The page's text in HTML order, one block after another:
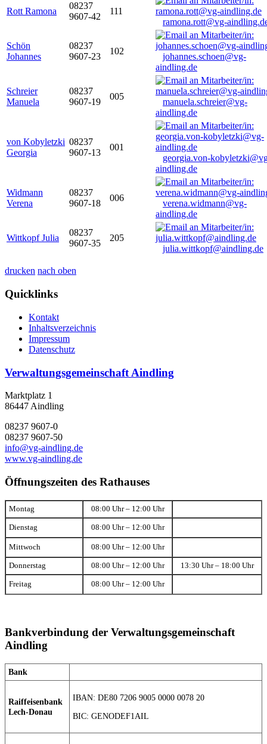
Rott Ramona
08237
9607-42
111
ramona.rott@vg-
Schön
Johannes
08237
9607-23
102
johannes.schoen@vg-
aindling.de
Schreier
Manuela
08237
9607-19
005
manuela.schreier@vg-
aindling.de
von Kobyletzki
Georgia
08237
9607-13
001
georgia.von-
aindling.de
Widmann
Verena
08237
9607-18
006
verena.widmann@vg-
aindling.de
Wittkopf Julia
08237
9607-35
205
julia.wittkopf@aindling.de
drucken nach oben
Quicklinks
Kontakt
Inhaltsverzeichnis
Impressum
Datenschutz
Verwaltungsgemeinschaft Aindling
Marktplatz 1
86447 Aindling
08237 9607-0
08237 9607-50
info@vg-aindling.de
www.vg-aindling.de
Öffnungszeiten des Rathauses
Montag 08:00 Uhr – 12:00 Uhr
Dienstag 08:00 Uhr – 12:00 Uhr
Mittwoch 08:00 Uhr – 12:00 Uhr
Donnerstag 08:00 Uhr – 12:00 Uhr 13:30 Uhr – 18:00 Uhr
Freitag 08:00 Uhr – 12:00 Uhr
Bankverbindung der Verwaltungsgemeinschaft
Aindling
Bank
Raiffeisenbank
Lech-Donau
IBAN: DE80 7206 9005 0000 0078 20
BIC: GENODEF1AIL